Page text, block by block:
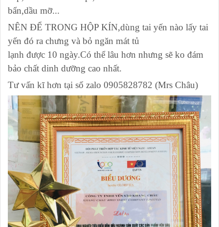
bẩn,dầu mỡ...
NÊN ĐỂ TRONG HỘP KÍN,dùng tai yến nào lấy tai
yến đó ra chưng và bỏ ngăn mát tủ
lạnh được 10 ngày.Có thể lâu hơn nhưng sẽ ko đám
bảo chất dinh dưỡng cao nhất.
Tư vấn kĩ hơn tại số zalo 0905828782 (Mrs Châu)